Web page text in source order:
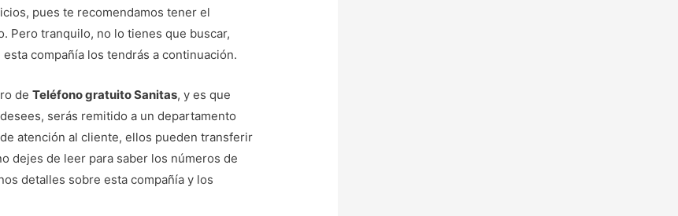
pues te recomendamos tener el
Pero tranquilo, no lo tienes que buscar,
compañía los tendrás a continuación.
deTeléfono gratuito Sanitas, y es que
serás remitido a un departamento
atención al cliente, ellos pueden transferir
dejes de leer para saber los números de
detalles sobre esta compañía y los